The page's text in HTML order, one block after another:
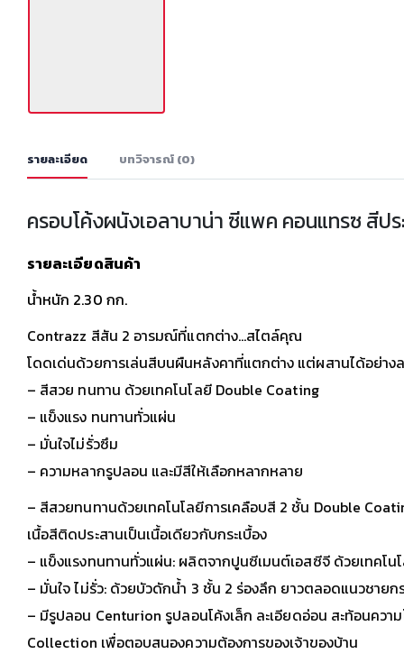
รายละเอียด บทวิจารณ์ (0)
ครอบโค้งผนังเอลาบาน่า ซีแพค คอนแทรซ สีปร
รายละเอียดสินค้า
น้ำหนัก 2.30 กก.
Contrazz สีสัน 2 อารมณ์ที่แตกต่าง…สไตล์คุณ
โดดเด่นด้วยการเล่นสีบนผืนหลังคาที่แตกต่าง แต่ผสานได้อย่า
– สีสวย ทนทาน ด้วยเทคโนโลยี Double Coating
– แข็งแรง ทนทานทั่วแผ่น
– มั่นใจไม่รั่วซึม
– ความหลากรูปลอน และมีสีให้เลือกหลากหลาย
– สีสวยทนทานด้วยเทคโนโลยีการเคลือบสี 2 ชั้น Double
เนื้อสีติดประสานเป็นเนื้อเดียวกับกระเบื้อง
– แข็งแรงทนทานทั่วแผ่น: ผลิตจากปูนซีเมนต์เอสซีจี ด้วยเทคโ
– มั่นใจ ไม่รั่ว: ด้วยบัวดักน้ำ 3 ชั้น 2 ร่องลึก ยาวตลอดแนวชายก
– มีรูปลอน Centurion รูปลอนโค้งเล็ก ละเอียดอ่อน สะท้อนควา
Collection เพื่อตอบสนองความต้องการของเจ้าของบ้าน